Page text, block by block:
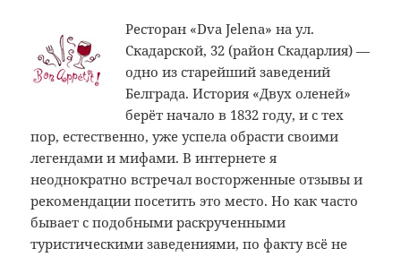
Ресторан «Dva Jelena» на ул.
Скадарской, 32 (район Скадарлия) —
одно из старейший заведений
Белграда. История «Двух оленей»
берёт начало в 1832 году, и с тех
пор, естественно, уже успела обрасти своими
легендами и мифами. В интернете я
неоднократно встречал восторженные отзывы и
рекомендации посетить это место. Но как часто
бывает с подобными раскрученными
туристическими заведениями, по факту всё не